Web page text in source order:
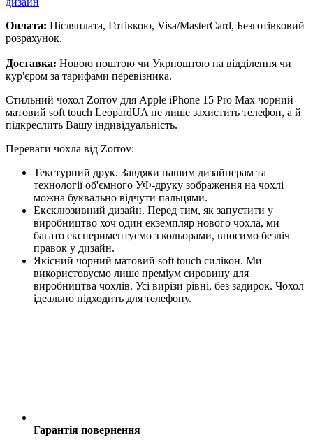
Оплата: Післяплата, Готівкою, Visa/MasterCard, Безготівковий
розрахунок.
Доставка: Новою поштою чи Укрпоштою на відділення чи
кур'єром за тарифами перевізника.
Стильний чохол Zorrov для Apple iPhone 15 Pro Max чорний
матовий soft touch LeopardUA не лише захистить телефон, а й
підкреслить Вашу індивідуальність.
Переваги чохла від Zorrov:
Текстурний друк. Завдяки нашим дизайнерам та
технології об'ємного УФ-друку зображення на чохлі
можна буквально відчути пальцями.
Ексклюзивний дизайн. Перед тим, як запустити у
виробництво хоч один екземпляр нового чохла, ми
багато експериментуємо з кольорами, вносимо безліч
правок у дизайн.
Якісний чорний матовий soft touch силікон. Ми
використовуємо лише преміум сировину для
виробництва чохлів. Усі вирізи рівні, без задирок. Чохол
ідеально підходить для телефону.
Гарантія повернення